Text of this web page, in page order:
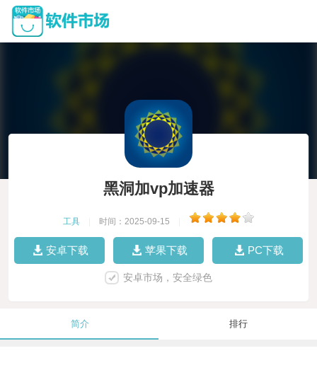
黑洞加vp加速器
工具 时间：2025-09-15
安卓下载 苹果下载 PC下载
安卓市场，安全绿色
简介 排行